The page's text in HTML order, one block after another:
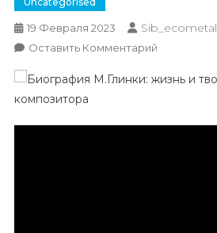
19 Февраля 2023 Sib_ecometal
Оставить КомментарийК
И